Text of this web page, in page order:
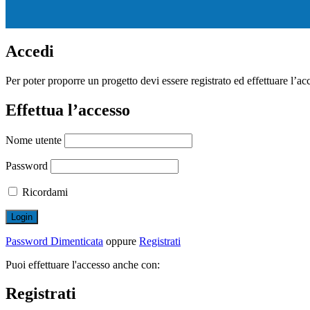
Accedi
Per poter proporre un progetto devi essere registrato ed effettuare
Effettua l’accesso
Nome utente
Password
Ricordami
Password Dimenticata oppure Registrati
Puoi effettuare l'accesso anche con:
Registrati